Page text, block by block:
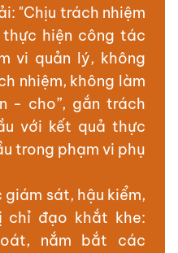
"Chịu trách nhiệm
hiện công tác
vi quản lý, không
nhiệm, không làm
- cho”, gắn trách
với kết quả thực
trong phạm vi phụ
sát, hậu kiểm,
chỉ đạo khắt khe:
nắm bắt các